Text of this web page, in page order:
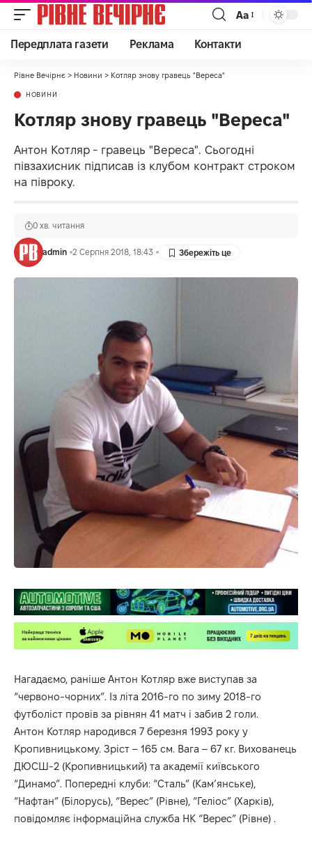
Аа
Передплата газети Реклама Контакти
Рівне Вечірнє > Новини > Котляр знову гравець "Вереса"
НОВИНИ
Котляр знову гравець "Вереса"
Антон Котляр - гравець "Вереса". Сьогодні
півзахисник підписав із клубом контракт строком
на півроку.
admin 2 Серпня 2018, 18:43
0 хв. читання
Нагадаємо, раніше Антон Котляр вже виступав за
“червоно-чорних”. Із літа 2016-го по зиму 2018-го
футболіст провів за рівнян 41 матч і забив 2 голи.
Антон Котляр народився 7 березня 1993 року у
Кропивницькому. Зріст – 165 см. Вага – 67 кг. Вихованець
ДЮСШ-2 (Кропивницький) та академії київського
“Динамо”. Попередні клуби: “Сталь” (Кам’янське),
“Нафтан” (Білорусь), “Верес” (Рівне), “Геліос” (Харків),
повідомляє інформаційна служба НК “Верес” (Рівне) .